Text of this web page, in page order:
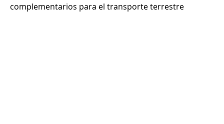
complementarios para el transporte terrestre